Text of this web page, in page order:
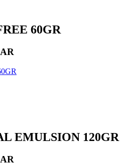
60GR
EMULSION 120GR